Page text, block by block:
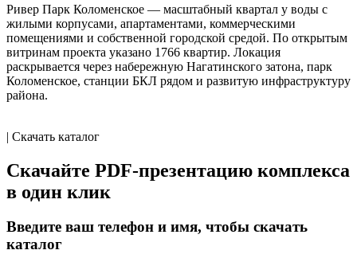
Ривер Парк Коломенское — масштабный квартал у воды с
жилыми корпусами, апартаментами, коммерческими
помещениями и собственной городской средой. По открытым
витринам проекта указано 1766 квартир. Локация
раскрывается через набережную Нагатинского затона, парк
Коломенское, станции БКЛ рядом и развитую инфраструктуру
района.
| Скачать каталог
Скачайте PDF-презентацию комплекса
в один клик
Введите ваш телефон и имя, чтобы скачать
каталог